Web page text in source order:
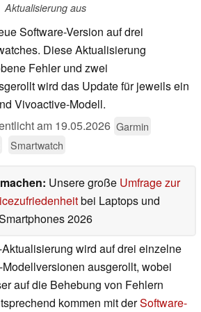
Aktualisierung aus
Software-Version auf drei
Diese Aktualisierung
Fehler und zwei
wird das Update für jeweils ein
Vivoactive-Modell.
am 19.05.2026 Garmin
Smartwatch
Unsere große Umfrage zur
bei Laptops und
2026
wird auf drei einzelne
ausgerollt, wobei
auf die Behebung von Fehlern
kommen mit derSoftware-